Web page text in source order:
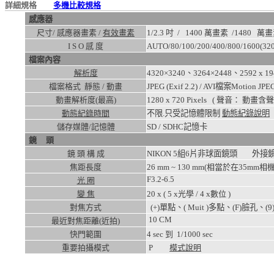
詳細規格
多機比較規格
感應器
尺寸/ 感應器畫素 / 有效畫素 1/2.3 吋 / 1400 萬畫素 /1480 萬
I S O 感 度
AUTO/80/100/200/400/800/
檔案內容
解析度
4320×3240、3264×2448、2592 x
檔案格式 靜態 / 動畫
JPEG (Exif 2.2) / AVI檔案Motion
動畫解析度(最高)
1280 x 720 Pixels ( 聲音： 動畫含
動態紀錄時間
不限.只受記憶體限制 動態紀錄說明
儲存媒體/記憶體
SD / SDHC記憶卡
鏡 頭
鏡 頭 構 成
NIKON 5組6片非球面鏡頭 外接
焦距長度
26 mm ~ 130 mm(相當於在35mm相
光 圈
F3.2-6.5
變 焦
20 x ( 5 x光學 / 4 x數位 )
對焦方式
(+)單點、( Muit )多點、(F)臉孔、
最近對焦距離(近拍)
10 CM
快門範圍
4 sec 到 1/1000 sec
重要拍攝模式
P
模式說明